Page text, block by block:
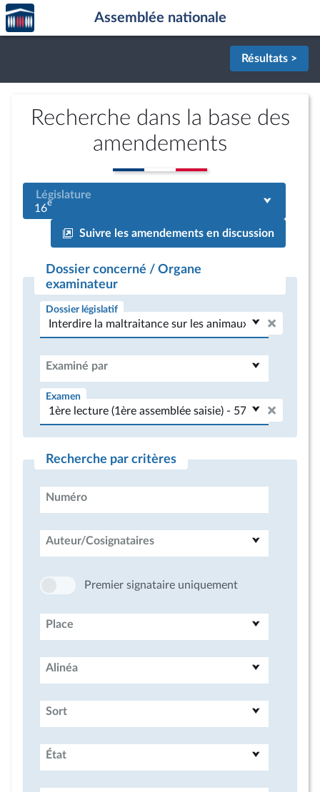
Aller au contenu
Aller en bas de la page
Accèder
à la
page
Assemblée nationale
Résultats >
Recherche dans la base des
amendements
Législature
16e
Suivre les amendements en discussion
Dossier concerné / Organe
examinateur
Dossier législatif
Examiné par
Examen
Recherche par critères
Numéro
Auteur/Cosignataires
Premier signataire uniquement
Place
Alinéa
Sort
État